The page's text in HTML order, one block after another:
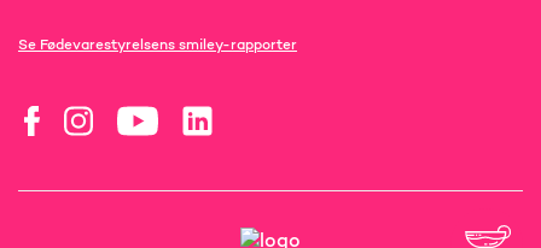
Se Fødevarestyrelsens smiley-rapporter